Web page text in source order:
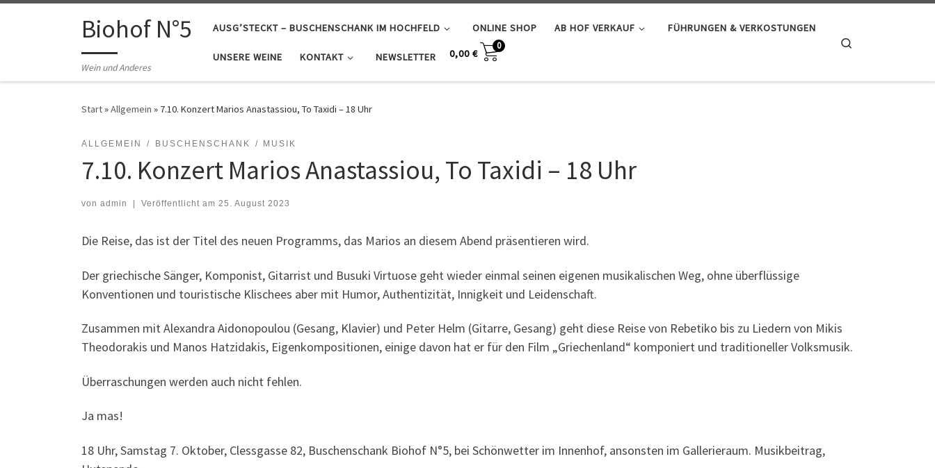
Zum Inhalt springenBiohof N°5
Wein und Anderes
AUSG’STECKT – BUSCHENSCHANK IM HOCHFELD ONLINE SHOP AB HOF VERKAUF FÜHRUNGEN & VERKOSTUNGEN
UNSERE WEINE KONTAKT NEWSLETTER 0,00€
0
Start»Allgemein » 7.10. Konzert Marios Anastassiou, To Taxidi – 18 Uhr
ALLGEMEIN BUSCHENSCHANK MUSIK
7.10. Konzert Marios Anastassiou, To Taxidi – 18 Uhr
von admin Veröffentlicht am 25. August 2023
Die Reise, das ist der Titel des neuen Programms, das Marios an diesem Abend präsentieren wird.
Der griechische Sänger, Komponist, Gitarrist und Busuki Virtuose geht wieder einmal seinen eigenen musikalischen Weg, ohne überflüssige
Konventionen und touristische Klischees aber mit Humor, Authentizität, Innigkeit und Leidenschaft.
Zusammen mit Alexandra Aidonopoulou (Gesang, Klavier) und Peter Helm (Gitarre, Gesang) geht diese Reise von Rebetiko bis zu Liedern von Mikis
Theodorakis und Manos Hatzidakis, Eigenkompositionen, einige davon hat er für den Film „Griechenland“ komponiert und traditioneller Volksmusik.
Überraschungen werden auch nicht fehlen.
Ja mas!
18 Uhr, Samstag 7. Oktober, Clessgasse 82, Buschenschank Biohof N°5, bei Schönwetter im Innenhof, ansonsten im Gallerieraum. Musikbeitrag,